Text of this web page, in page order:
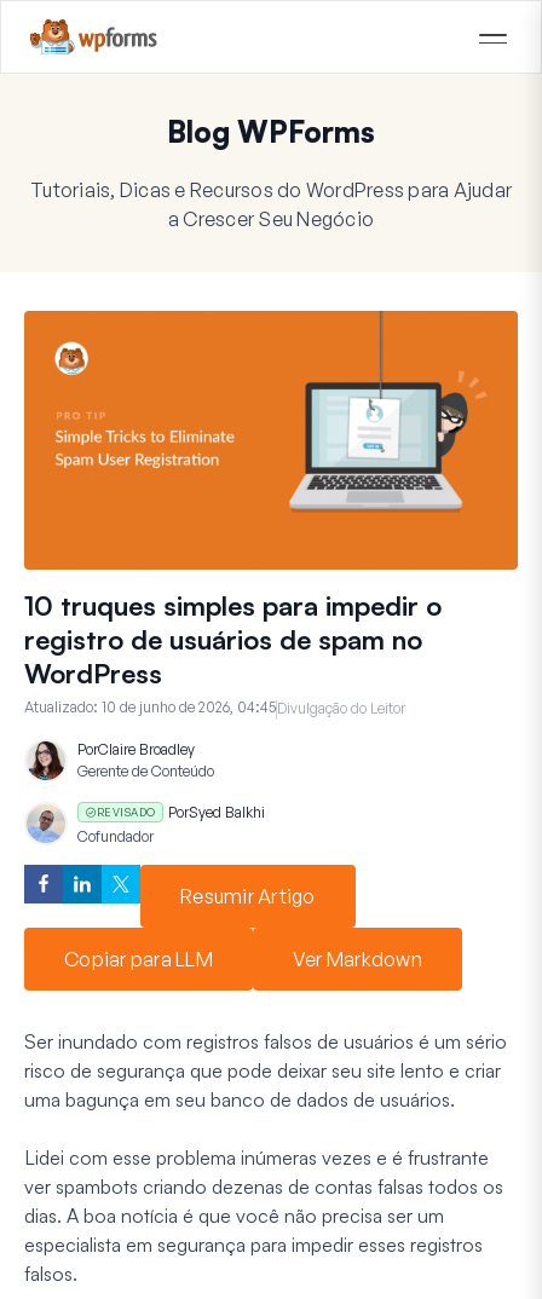
Blog WPForms
Tutoriais, Dicas e Recursos do WordPress para Ajudar
a Crescer Seu Negócio
10 truques simples para impedir o
registro de usuários de spam no
WordPress
Atualizado: 10 de junho de 2026, 04:45Divulgação do Leitor
PorClaire Broadley
Gerente de Conteúdo
REVISADO PorSyed Balkhi
Cofundador
Resumir Artigo
Copiar para LLM Ver Markdown
Ser inundado com registros falsos de usuários é um sério
risco de segurança que pode deixar seu site lento e criar
uma bagunça em seu banco de dados de usuários.
Lidei com esse problema inúmeras vezes e é frustrante
ver spambots criando dezenas de contas falsas todos os
dias. A boa notícia é que você não precisa ser um
especialista em segurança para impedir esses registros
falsos.